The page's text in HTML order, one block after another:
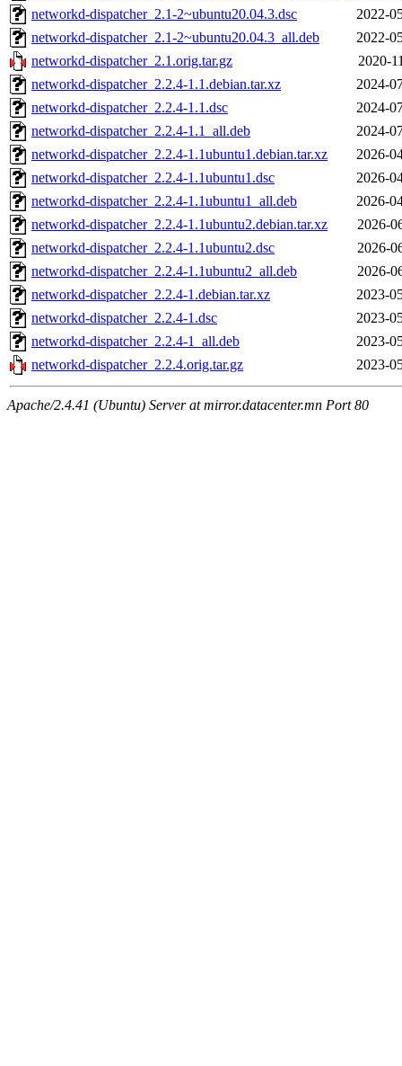
networkd-dispatcher_2.1-2~ubuntu20.04.3.dsc
2022-
networkd-dispatcher_2.1-2~ubuntu20.04.3_all.deb
2022-
networkd-dispatcher_2.1.orig.tar.gz
2020-
networkd-dispatcher_2.2.4-1.1.debian.tar.xz
2024-
networkd-dispatcher_2.2.4-1.1.dsc
2024-
networkd-dispatcher_2.2.4-1.1_all.deb
2024-
networkd-dispatcher_2.2.4-1.1ubuntu1.debian.tar.xz
2026-
networkd-dispatcher_2.2.4-1.1ubuntu1.dsc
2026-
networkd-dispatcher_2.2.4-1.1ubuntu1_all.deb
2026-
networkd-dispatcher_2.2.4-1.1ubuntu2.debian.tar.xz
2026-
networkd-dispatcher_2.2.4-1.1ubuntu2.dsc
2026-
networkd-dispatcher_2.2.4-1.1ubuntu2_all.deb
2026-
networkd-dispatcher_2.2.4-1.debian.tar.xz
2023-
networkd-dispatcher_2.2.4-1.dsc
2023-
networkd-dispatcher_2.2.4-1_all.deb
2023-
networkd-dispatcher_2.2.4.orig.tar.gz
2023-
Apache/2.4.41 (Ubuntu) Server at mirror.datacenter.mn Port 80